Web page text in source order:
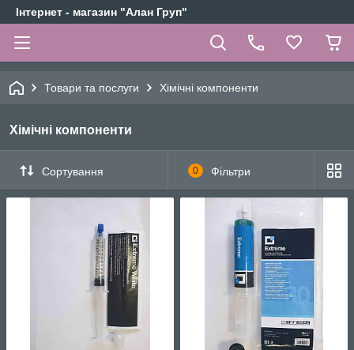
Інтернет - магазин "Алан Груп"
Товари та послуги Хімічні компоненти
Хімічні компоненти
Сортування 0 Фільтри